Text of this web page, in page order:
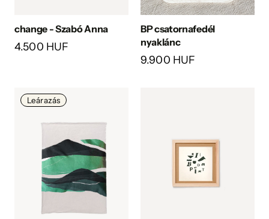
change - Szabó Anna
4.500 HUF
BP csatornafedél
nyaklánc
9.900 HUF
Leárazás